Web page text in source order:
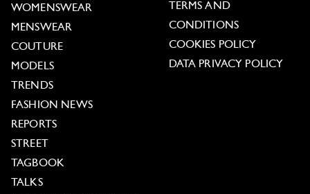
WOMENSWEAR
MENSWEAR
COUTURE
MODELS
TRENDS
FASHION NEWS
REPORTS
STREET
TAGBOOK
TALKS
TERMS AND
CONDITIONS
COOKIES POLICY
DATA PRIVACY POLICY